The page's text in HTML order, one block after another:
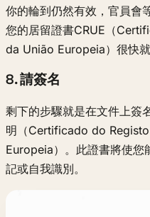
你的輪到仍然有效，官員會
您的居留證書CRUE（
da União Europeia）很快就
8. 請簽名
剩下的步驟就是在文件上簽
明（Certificado do
Europeia）。此證書將使您
記或自我識別。